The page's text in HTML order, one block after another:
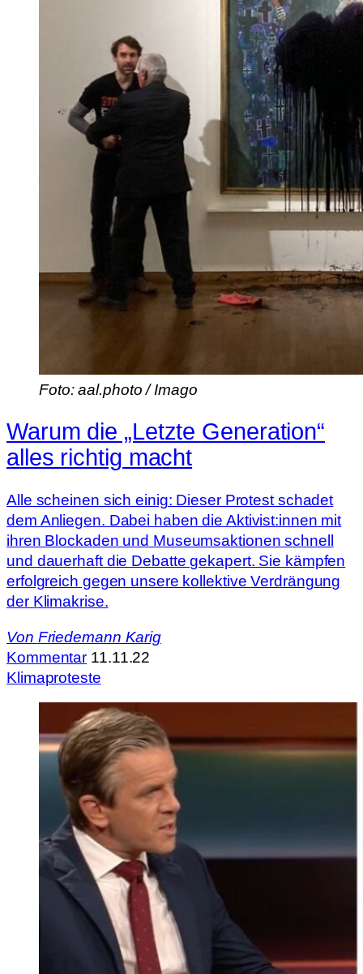
Foto: aal.photo / Imago
Warum die „Letzte Generation“
alles richtig macht
Alle scheinen sich einig: Dieser Protest schadet
dem Anliegen. Dabei haben die Aktivist:innen mit
ihren Blockaden und Museumsaktionen schnell
und dauerhaft die Debatte gekapert. Sie kämpfen
erfolgreich gegen unsere kollektive Verdrängung
der Klimakrise.
Von Friedemann Karig
Kommentar 11.11.22
Klimaproteste